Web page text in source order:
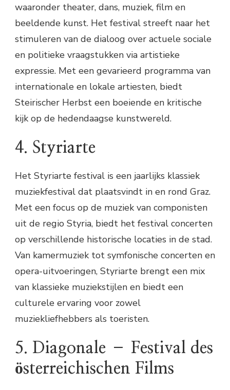
waaronder theater, dans, muziek, film en
beeldende kunst. Het festival streeft naar het
stimuleren van de dialoog over actuele sociale
en politieke vraagstukken via artistieke
expressie. Met een gevarieerd programma van
internationale en lokale artiesten, biedt
Steirischer Herbst een boeiende en kritische
kijk op de hedendaagse kunstwereld.
4. Styriarte
Het Styriarte festival is een jaarlijks klassiek
muziekfestival dat plaatsvindt in en rond Graz.
Met een focus op de muziek van componisten
uit de regio Styria, biedt het festival concerten
op verschillende historische locaties in de stad.
Van kamermuziek tot symfonische concerten en
opera-uitvoeringen, Styriarte brengt een mix
van klassieke muziekstijlen en biedt een
culturele ervaring voor zowel
muziekliefhebbers als toeristen.
5. Diagonale – Festival des
österreichischen Films